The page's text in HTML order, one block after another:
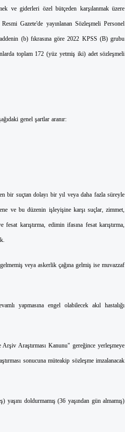
ve giderleri özel bütçeden karşılanmak üzere
Gazete'de yayınlanan Sözleşmeli Personel
(b) fıkrasına göre 2022 KPSS (B) grubu
toplam 172 (yüz yetmiş iki) adet sözleşmeli
genel şartlar aranır:
bir suçtan dolayı bir yıl veya daha fazla süreyle
ve bu düzenin işleyişine karşı suçlar, zimmet,
karıştırma, edimin ifasına fesat karıştırma,
veya askerlik çağına gelmiş ise muvazzaf
yapmasına engel olabilecek akıl hastalığı
Araştırması Kanunu" gereğince yerleşmeye
sonucuna müteakip sözleşme imzalanacak
doldurmamış (36 yaşından gün almamış)